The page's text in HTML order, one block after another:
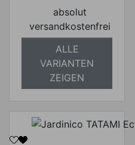
absolut
versandkostenfrei
ALLE
VARIANTEN
ZEIGEN